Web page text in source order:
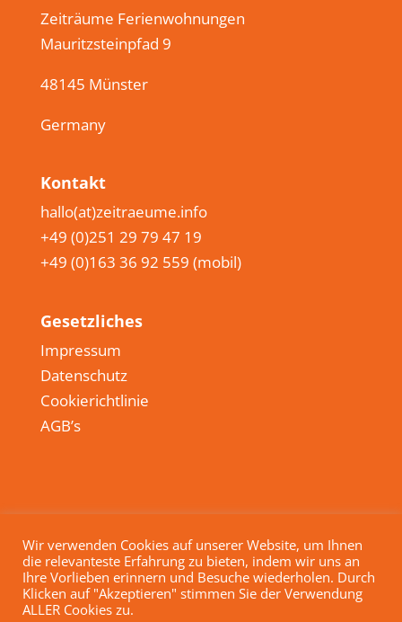
Zeiträume Ferienwohnungen
Mauritzsteinpfad 9
48145 Münster
Germany
Kontakt
hallo(at)zeitraeume.info
+49 (0)251 29 79 47 19
+49 (0)163 36 92 559 (mobil)
Gesetzliches
Impressum
Datenschutz
Cookierichtlinie
AGB’s
© Copyright 2020 - 22 | Made with ♥ by ︎ SR Kommunikation &
Webdesign
Wir verwenden Cookies auf unserer Website, um Ihnen
die relevanteste Erfahrung zu bieten, indem wir uns an
Ihre Vorlieben erinnern und Besuche wiederholen. Durch
Klicken auf "Akzeptieren" stimmen Sie der Verwendung
ALLER Cookies zu.